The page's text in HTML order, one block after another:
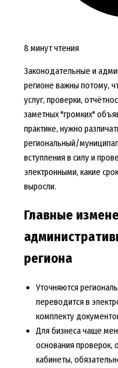
8 минут чтения
Законодательные и
регионе важны потому,
услуг, проверки,
заметных "громких"
практике, нужно
региональный/
вступления в силу и
электронными, какие
выросли.
Главные
региона
Уточняются
переводится в
комплекту
Для бизнеса чаще
основания проверок,
кабинеты,